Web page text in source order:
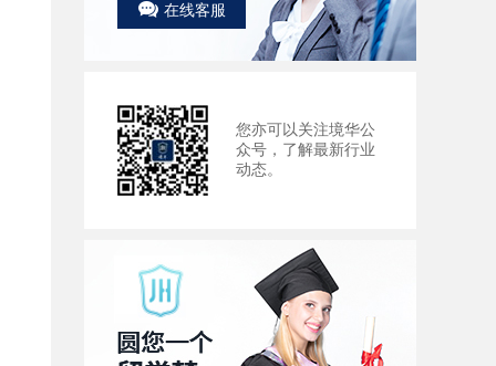
在线客服
您亦可以关注境华公
众号，了解最新行业
动态。